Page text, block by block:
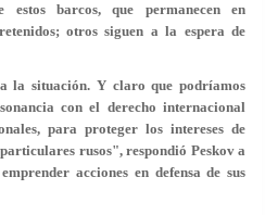
estos barcos, que permanecen en
otros siguen a la espera de
la situación. Y claro que podríamos
con el derecho internacional
para proteger los intereses de
rusos", respondió Peskov a
acciones en defensa de sus